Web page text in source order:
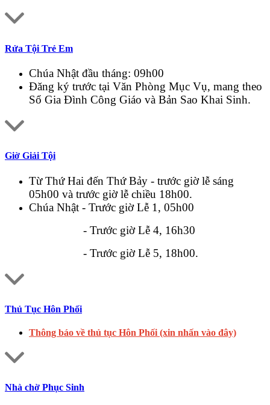
Rửa Tội Trẻ Em
Chúa Nhật đầu tháng: 09h00
Đăng ký trước tại Văn Phòng Mục Vụ, mang theo
Sổ Gia Đình Công Giáo và Bản Sao Khai Sinh.
Giờ Giải Tội
Từ Thứ Hai đến Thứ Bảy - trước giờ lễ sáng
05h00 và trước giờ lễ chiều 18h00.
Chúa Nhật - Trước giờ Lễ 1, 05h00
- Trước giờ Lễ 4, 16h30
- Trước giờ Lễ 5, 18h00.
Thủ Tục Hôn Phối
Thông báo về thủ tục Hôn Phối (xin nhấn vào đây)
Nhà chờ Phục Sinh